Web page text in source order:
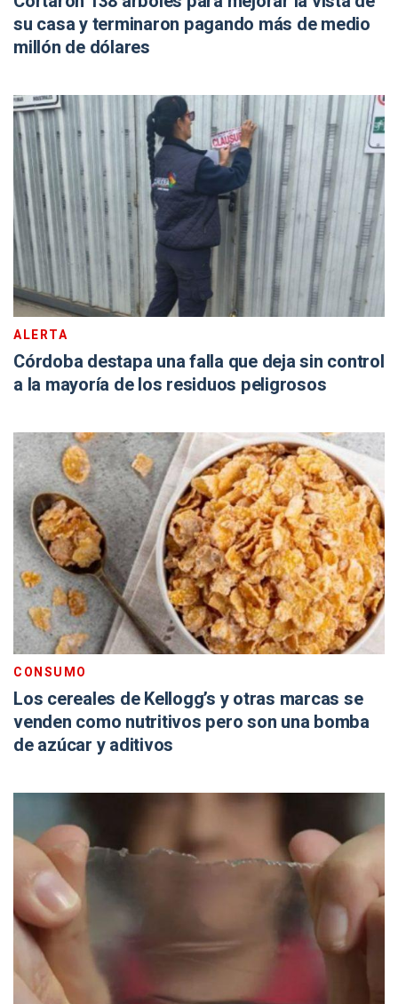
su casa y terminaron pagando más de medio
millón de dólares
ALERTA
Córdoba destapa una falla que deja sin control
a la mayoría de los residuos peligrosos
CONSUMO
Los cereales de Kellogg’s y otras marcas se
venden como nutritivos pero son una bomba
de azúcar y aditivos